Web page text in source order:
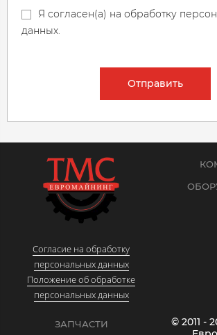
Я согласен(а) на обработку
данных.
Отправить
Согласие на обработку
персональных данных
Положение об обработке
персональных данных
ЗАПЧАСТИ
© 2011 -